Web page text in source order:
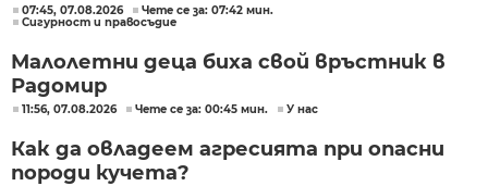
07:45, 07.08.2026
Чете се за: 07:42 мин.
Сигурност и правосъдие
Малолетни деца биха свой връстник в
Радомир
11:56, 07.08.2026 Чете се за: 00:45 мин. У нас
Как да овладеем агресията при опасни
породи кучета?